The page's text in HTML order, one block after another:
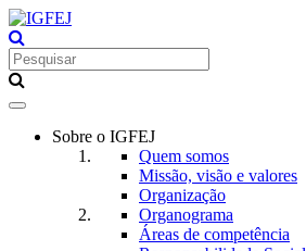
Toggle
navigationSobre o IGFEJ
Quem somos
Missão, visão e valores
Organização
Organograma
Áreas de competência